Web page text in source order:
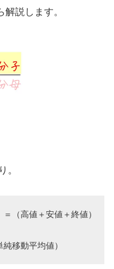
解説します。
。
（高値＋安値＋終値）
移動平均値）